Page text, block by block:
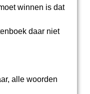
winnen is dat
daar niet
alle woorden